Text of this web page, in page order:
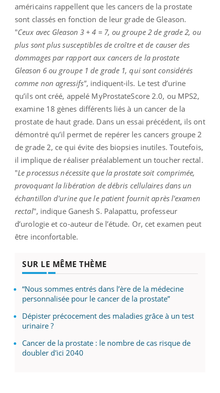
américains rappellent que les cancers de la prostate
sont classés en fonction de leur grade de Gleason.
"Ceux avec Gleason 3 + 4 = 7, ou groupe 2 de grade 2, ou
plus sont plus susceptibles de croître et de causer des
dommages par rapport aux cancers de la prostate
Gleason 6 ou groupe 1 de grade 1, qui sont considérés
comme non agressifs", indiquent-ils. Le test d’urine
qu’ils ont créé, appelé MyProstateScore 2.0, ou MPS2,
examine 18 gènes différents liés à un cancer de la
prostate de haut grade. Dans un essai précédent, ils ont
démontré qu’il permet de repérer les cancers groupe 2
de grade 2, ce qui évite des biopsies inutiles. Toutefois,
il implique de réaliser préalablement un toucher rectal.
"Le processus nécessite que la prostate soit comprimée,
provoquant la libération de débris cellulaires dans un
échantillon d'urine que le patient fournit après l'examen
rectal", indique Ganesh S. Palapattu, professeur
d’urologie et co-auteur de l’étude. Or, cet examen peut
être inconfortable.
SUR LE MÊME THÈME
“Nous sommes entrés dans l’ère de la médecine
personnalisée pour le cancer de la prostate”
Dépister précocement des maladies grâce à un test
urinaire ?
Cancer de la prostate : le nombre de cas risque de
doubler d'ici 2040